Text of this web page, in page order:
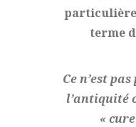
terme
Ce n’est
l’antiquité
«